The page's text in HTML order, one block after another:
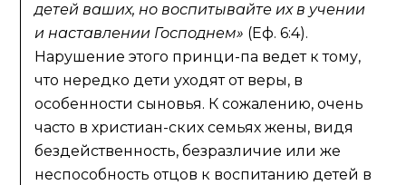
детей ваших, но воспитывайте их в учении
и наставлении Господнем» (Еф. 6:4).
Нарушение этого принци-па ведет к тому,
что нередко дети уходят от веры, в
особенности сыновья. К сожалению, очень
часто в христиан-ских семьях жены, видя
бездейственность, безразличие или же
неспособность отцов к воспитанию детей в